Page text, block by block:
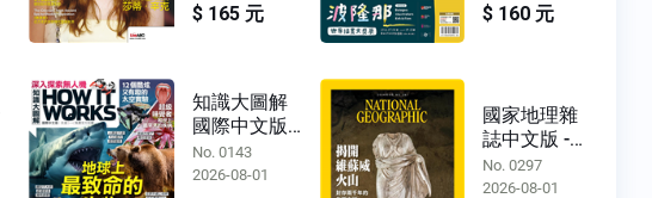
$ 165 元 $ 160 元
知識大圖解
國際中文版 -
No.0143
No. 0143
2026-08-01
國家地理雜
誌中文版 -
No.0297
No. 0297
2026-08-01